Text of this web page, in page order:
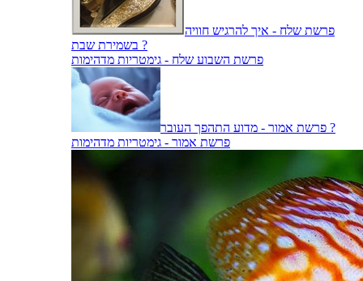
פרשת שלח - איך להרגיש חוויה
בשמירת שבת ?
פרשת השבוע שלח - גימטריות מדהימות
פרשת אמור - מדוע התהפך העובר ?
פרשת אמור - גימטריות מדהימות